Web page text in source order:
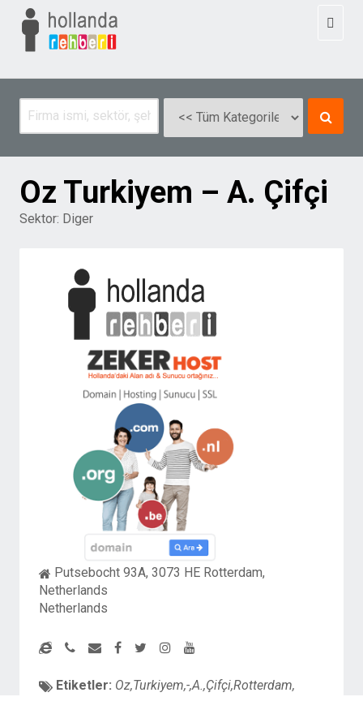
Oz Turkiyem – A. Çifçi
Sektor: Diger
Putsebocht 93A, 3073 HE Rotterdam,
Netherlands
Netherlands
Etiketler: Oz,Turkiyem,-,A.,Çifçi,Rotterdam,